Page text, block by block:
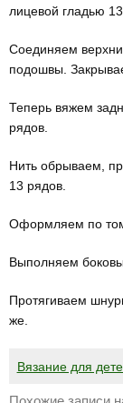
лицевой гладью
Соединяем
подошвы.
Теперь вяжем
рядов.
Нить обрываем,
13 рядов.
Оформляем по
Выполняем
Протягиваем
же.
Вязание для